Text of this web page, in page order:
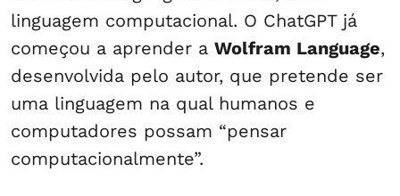
linguagem computacional. O ChatGPT já
começou a aprender a Wolfram Language,
desenvolvida pelo autor, que pretende ser
uma linguagem na qual humanos e
computadores possam “pensar
computacionalmente”.